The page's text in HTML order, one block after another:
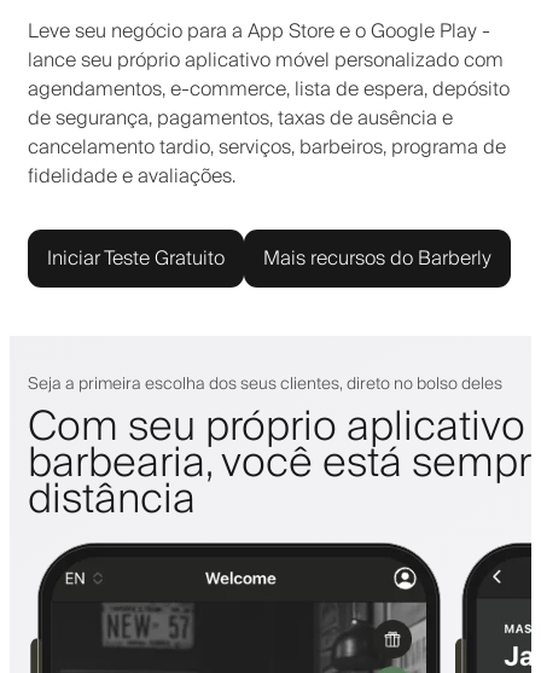
Leve seu negócio para a App Store e o Google Play -
lance seu próprio aplicativo móvel personalizado com
agendamentos, e-commerce, lista de espera, depósito
de segurança, pagamentos, taxas de ausência e
cancelamento tardio, serviços, barbeiros, programa de
fidelidade e avaliações.
Iniciar Teste Gratuito Mais recursos do Barberly
Seja a primeira escolha dos seus clientes, direto no bolso deles
Com seu próprio
barbearia, você está
distância